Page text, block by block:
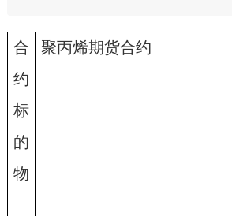
合
约
标
的
物
聚丙烯期货合约